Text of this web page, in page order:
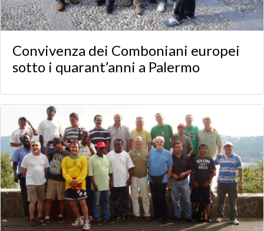
Convivenza dei Comboniani europei
sotto i quarant’anni a Palermo